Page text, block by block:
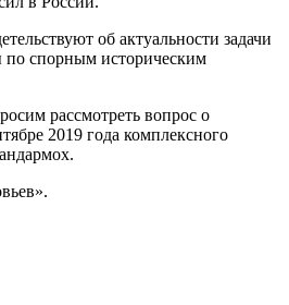
об актуальности задачи
спорным историческим
рассмотреть вопрос о
2019 года комплексного